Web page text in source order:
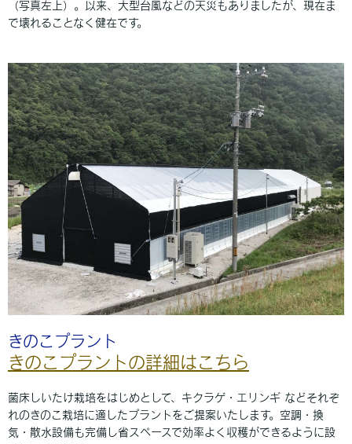
（写真左上）。以来、大型台風などの天災もありましたが、現在ま
で壊れることなく健在です。
きのこプラント
きのこプラントの詳細はこちら
菌床しいたけ栽培をはじめとして、キクラゲ・エリンギ などそれぞ
れのきのこ栽培に適したプラントをご提案いたします。空調・換
気・散水設備も完備し省スペースで効率よく収穫ができるように設